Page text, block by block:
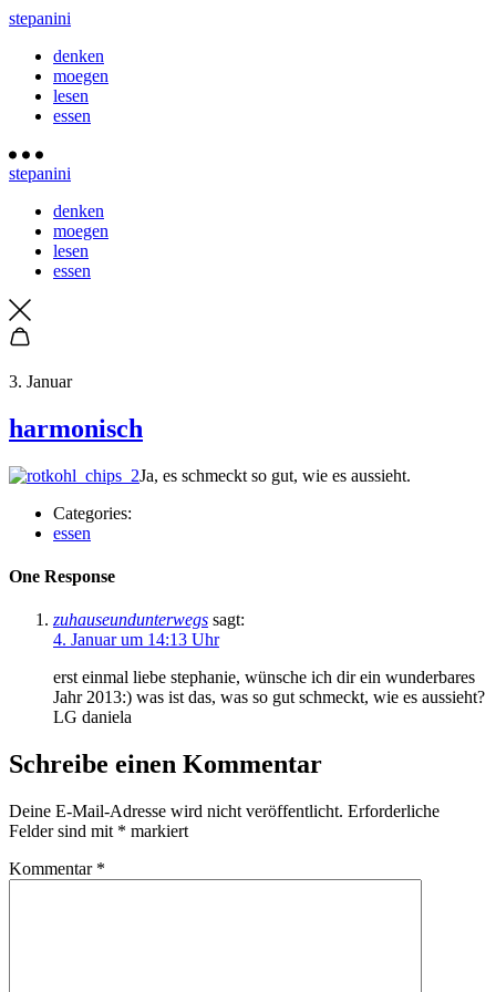
stepanini
denken
moegen
lesen
essen
stepanini
denken
moegen
lesen
essen
3. Januar
harmonisch
Ja, es schmeckt so gut, wie es aussieht.
Categories:
essen
One Response
zuhauseundunterwegs sagt:
4. Januar um 14:13 Uhr
erst einmal liebe stephanie, wünsche ich dir ein wunderbares
Jahr 2013:) was ist das, was so gut schmeckt, wie es aussieht?
LG daniela
Schreibe einen Kommentar
Deine E-Mail-Adresse wird nicht veröffentlicht. Erforderliche
Felder sind mit * markiert
Kommentar *